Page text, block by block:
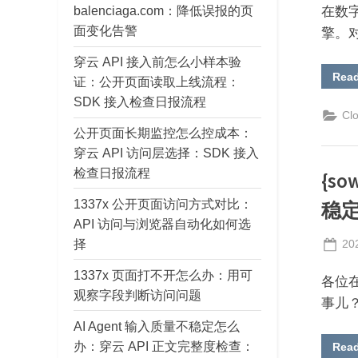
在数
擎。
稳
各位
事儿
balenciaga.com：降低误报的页
面变化告警
穿云 API 接入前怎么小样本验
证：公开页面读取上线流程：
SDK 接入检查日报流程
公开页面长期监控怎么控成本：
穿云 API 访问层选择：SDK 接入
检查日报流程
1337x 公开页面访问方式对比：
API 访问与浏览器自动化如何选
择
1337x 页面打不开怎么办：用可
观察字段判断访问问题
AI Agent 输入质量不稳定怎么
办：穿云 API 正文完整度检查：